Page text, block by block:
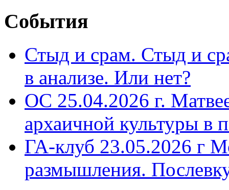
События
Стыд и срам. Стыд и
в анализе. Или нет?
ОС 25.04.2026 г.
архаичной культуры в
ГА-клуб 23.05.2026 г
размышления.